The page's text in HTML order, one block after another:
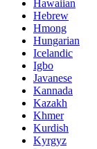
Hawaiian
Hebrew
Hmong
Hungarian
Icelandic
Igbo
Javanese
Kannada
Kazakh
Khmer
Kurdish
Kyrgyz